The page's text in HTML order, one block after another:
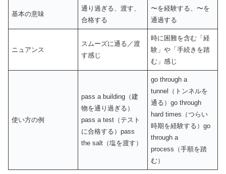
基本の意味
通り過ぎる、渡す、
合格する
〜を経験する、〜を
通過する
ニュアンス
スムーズに通る／渡
す感じ
時に困難を含む「経
験」や「手続きを踏
む」感じ
使い方の例
pass a building（建
物を通り過ぎる）
pass a test（テスト
に合格する）pass
the salt（塩を渡す）
go through a
tunnel（トンネルを
通る）go through
hard times（つらい
時期を経験する）go
through a
process（手順を踏
む）